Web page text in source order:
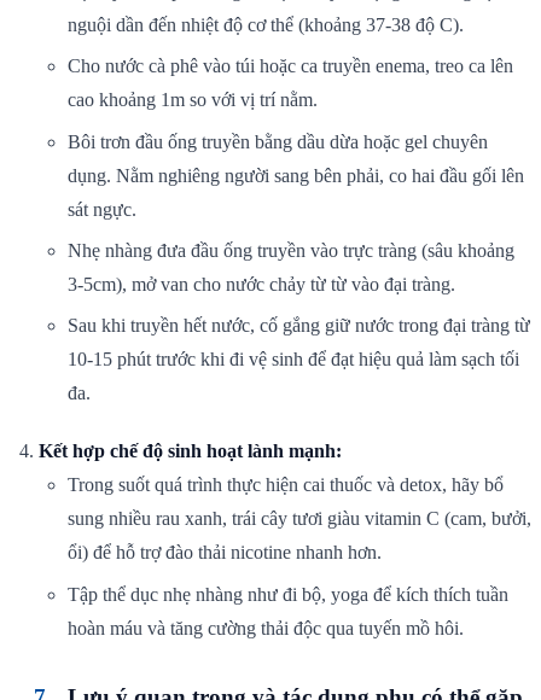
nguội dần đến nhiệt độ cơ thể (khoảng 37-38 độ C).
Cho nước cà phê vào túi hoặc ca truyền enema, treo ca lên
cao khoảng 1m so với vị trí nằm.
Bôi trơn đầu ống truyền bằng dầu dừa hoặc gel chuyên
dụng. Nằm nghiêng người sang bên phải, co hai đầu gối lên
sát ngực.
Nhẹ nhàng đưa đầu ống truyền vào trực tràng (sâu khoảng
3-5cm), mở van cho nước chảy từ từ vào đại tràng.
Sau khi truyền hết nước, cố gắng giữ nước trong đại tràng từ
10-15 phút trước khi đi vệ sinh để đạt hiệu quả làm sạch tối
đa.
Kết hợp chế độ sinh hoạt lành mạnh:
Trong suốt quá trình thực hiện cai thuốc và detox, hãy bổ
sung nhiều rau xanh, trái cây tươi giàu vitamin C (cam, bưởi,
ổi) để hỗ trợ đào thải nicotine nhanh hơn.
Tập thể dục nhẹ nhàng như đi bộ, yoga để kích thích tuần
hoàn máu và tăng cường thải độc qua tuyến mồ hôi.